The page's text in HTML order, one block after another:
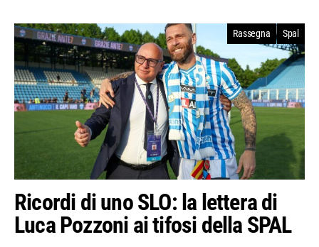
Rassegna Spal
Ricordi di uno SLO: la lettera di
Luca Pozzoni ai tifosi della SPAL